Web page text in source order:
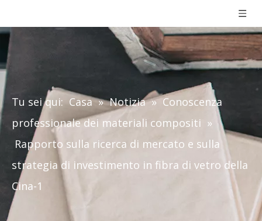
Tu sei qui: Casa » Notizia » Conoscenza
professionale dei materiali compositi »
Rapporto sulla ricerca di mercato e sulla
strategia di investimento in fibra di vetro della
Cina-1